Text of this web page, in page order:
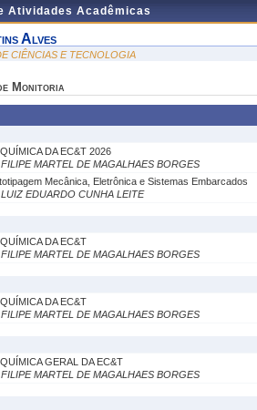
Atividades Acadêmicas
Alves
CIÊNCIAS E TECNOLOGIA
Monitoria
DA EC&T 2026
MARTEL DE MAGALHAES BORGES
Mecânica, Eletrônica e Sistemas Embarcados
EDUARDO CUNHA LEITE
DA EC&T
MARTEL DE MAGALHAES BORGES
DA EC&T
MARTEL DE MAGALHAES BORGES
GERAL DA EC&T
MARTEL DE MAGALHAES BORGES